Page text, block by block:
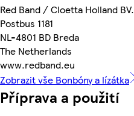
Red Band / Cloetta Holland BV.
Postbus 1181
NL-4801 BD Breda
The Netherlands
www.redband.eu
Zobrazit vše Bonbóny a lízátka
Příprava a použití